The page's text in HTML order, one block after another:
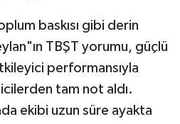
baskısı gibi derin
TBŞT yorumu, güçlü
performansıyla
tam not aldı.
ekibi uzun süre ayakta